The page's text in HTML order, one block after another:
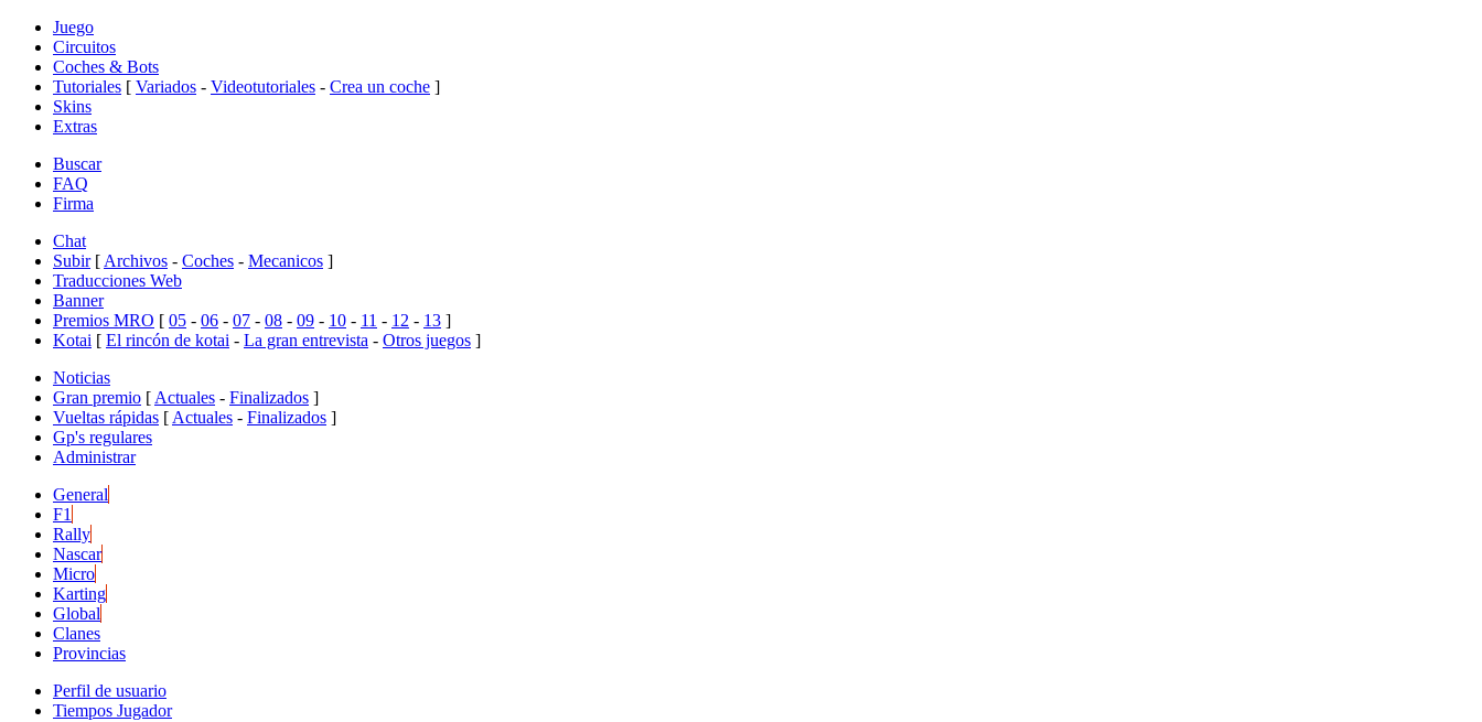
Juego
Circuitos
Coches & Bots
Tutoriales [ Variados - Videotutoriales - Crea un coche ]
Skins
Extras
Buscar
FAQ
Firma
Chat
Subir [ Archivos - Coches - Mecanicos ]
Traducciones Web
Banner
Premios MRO [ 05 - 06 - 07 - 08 - 09 - 10 - 11 - 12 - 13 ]
Kotai [ El rincón de kotai - La gran entrevista - Otros juegos ]
Noticias
Gran premio [ Actuales - Finalizados ]
Vueltas rápidas [ Actuales - Finalizados ]
Gp's regulares
Administrar
General
F1
Rally
Nascar
Micro
Karting
Global
Clanes
Provincias
Perfil de usuario
Tiempos Jugador